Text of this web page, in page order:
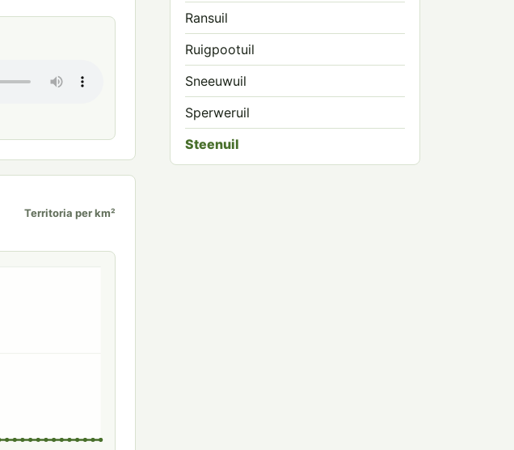
Territoria per km²
Ransuil
Ruigpootuil
Sneeuwuil
Sperweruil
Steenuil